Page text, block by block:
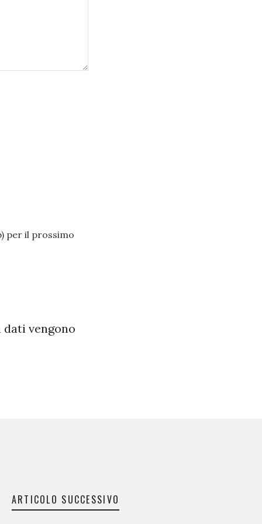
per il prossimo
vengono
ARTICOLO SUCCESSIVO